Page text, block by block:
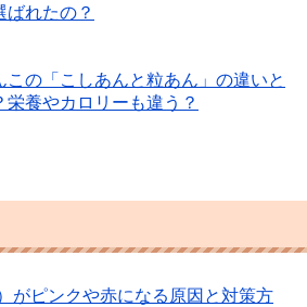
ばれたの？
この「こしあんと粒あん」の違いと
栄養やカロリーも違う？
がピンクや赤になる原因と対策方